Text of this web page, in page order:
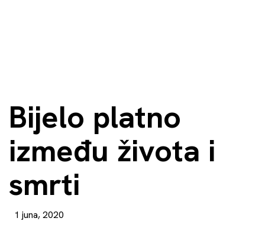
Bijelo platno
između života i
smrti
1 juna, 2020